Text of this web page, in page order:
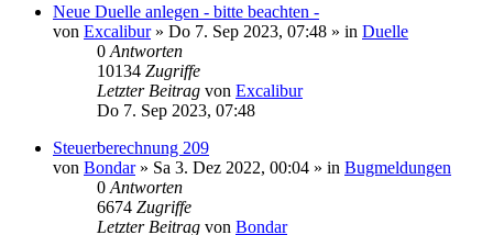
Neue Duelle anlegen - bitte beachten -
von Excalibur» Do 7. Sep 2023, 07:48 » in Duelle
0 Antworten
10134 Zugriffe
Letzter Beitrag von Excalibur
Do 7. Sep 2023, 07:48
Steuerberechnung 209
von Bondar» Sa 3. Dez 2022, 00:04 » in Bugmeldungen
0 Antworten
6674 Zugriffe
Letzter Beitrag von Bondar